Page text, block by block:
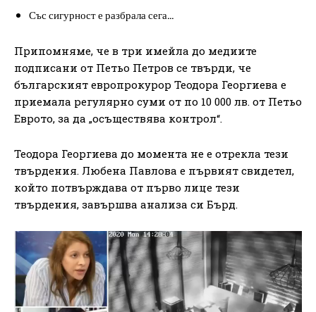
Със сигурност е разбрала сега…
Припомняме, че в три имейла до медиите
подписани от Петьо Петров се твърди, че
българският европрокурор Теодора Георгиева е
приемала регулярно суми от по 10 000 лв. от Петьо
Еврото, за да „осъществява контрол“.
Теодора Георгиева до момента не е отрекла тези
твърдения. Любена Павлова е първият свидетел,
който потвърждава от първо лице тези
твърдения, завършва анализа си Бърд.